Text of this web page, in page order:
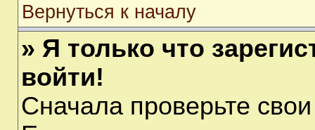
Вернуться к началу
» Я только что
войти!
Сначала проверьте